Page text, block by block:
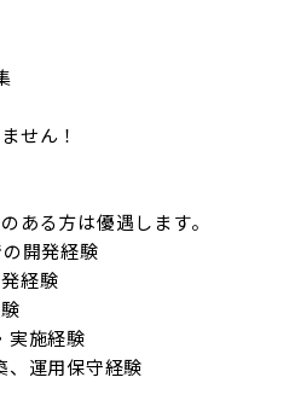
せん！
ある方は優遇します。
開発経験
経験
実施経験
、運用保守経験